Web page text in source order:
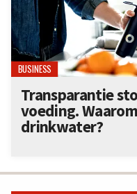
BUSINESS
Transparantie
voeding.
drinkwater?